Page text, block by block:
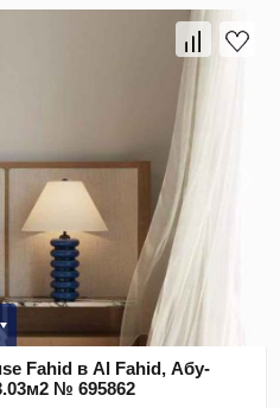
Fahid в Al Fahid, Абу-
№ 695862